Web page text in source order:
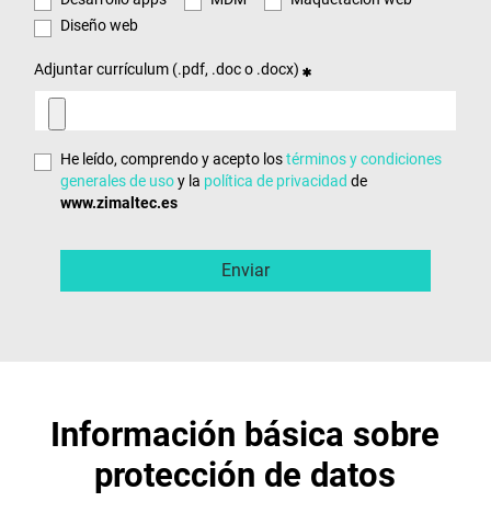
Diseño web
Adjuntar currículum (.pdf, .doc o .docx)
He leído, comprendo y acepto lostérminos y condiciones
generales de usoy la política de privacidad de
www.zimaltec.es
Información básica sobre
protección de datos